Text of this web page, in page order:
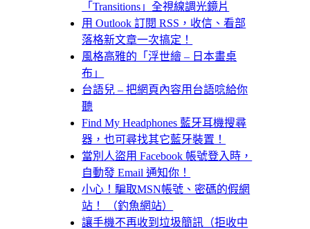
「Transitions」全視線調光鏡片
用 Outlook 訂閱 RSS，收信、看部
落格新文章一次搞定！
風格高雅的「浮世繪 – 日本畫桌
布」
台語兒 – 把網頁內容用台語唸給你
聽
Find My Headphones 藍牙耳機搜尋
器，也可尋找其它藍牙裝置！
當別人盜用 Facebook 帳號登入時，
自動發 Email 通知你！
小心！騙取MSN帳號、密碼的假網
站！ （釣魚網站）
讓手機不再收到垃圾簡訊（拒收中